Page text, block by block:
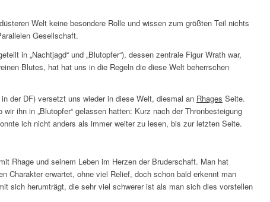
Welt keine besondere Rolle und wissen zum größten Teil nichts
Gesellschaft.
in „Nachtjagd“ und „Blutopfer“), dessen zentrale Figur Wrath war,
Blutes, hat hat uns in die Regeln die diese Welt beherrschen
der DF) versetzt uns wieder in diese Welt, diesmal an Rhages Seite.
ihn in „Blutopfer“ gelassen hatten: Kurz nach der Thronbesteigung
ich nicht anders als immer weiter zu lesen, bis zur letzten Seite.
Rhage und seinem Leben im Herzen der Bruderschaft. Man hat
Charakter erwartet, ohne viel Relief, doch schon bald erkennt man
sich herumträgt, die sehr viel schwerer ist als man sich dies vorstellen